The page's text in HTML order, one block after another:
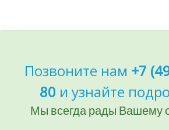
Позвоните нам +7
80 и узнайте
Мы всегда рады Вашему